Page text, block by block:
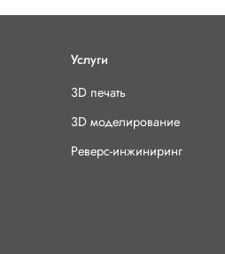
Услуги
3D печать
3D моделирование
Реверс-инжиниринг